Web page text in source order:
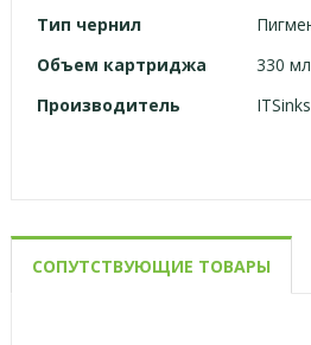
Тип чернил
Объем картриджа
330 мл
Производитель
СОПУТСТВУЮЩИЕ ТОВАРЫ